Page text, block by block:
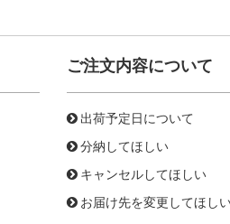
ご注文内容について
出荷予定日について
分納してほしい
キャンセルしてほしい
お届け先を変更してほし